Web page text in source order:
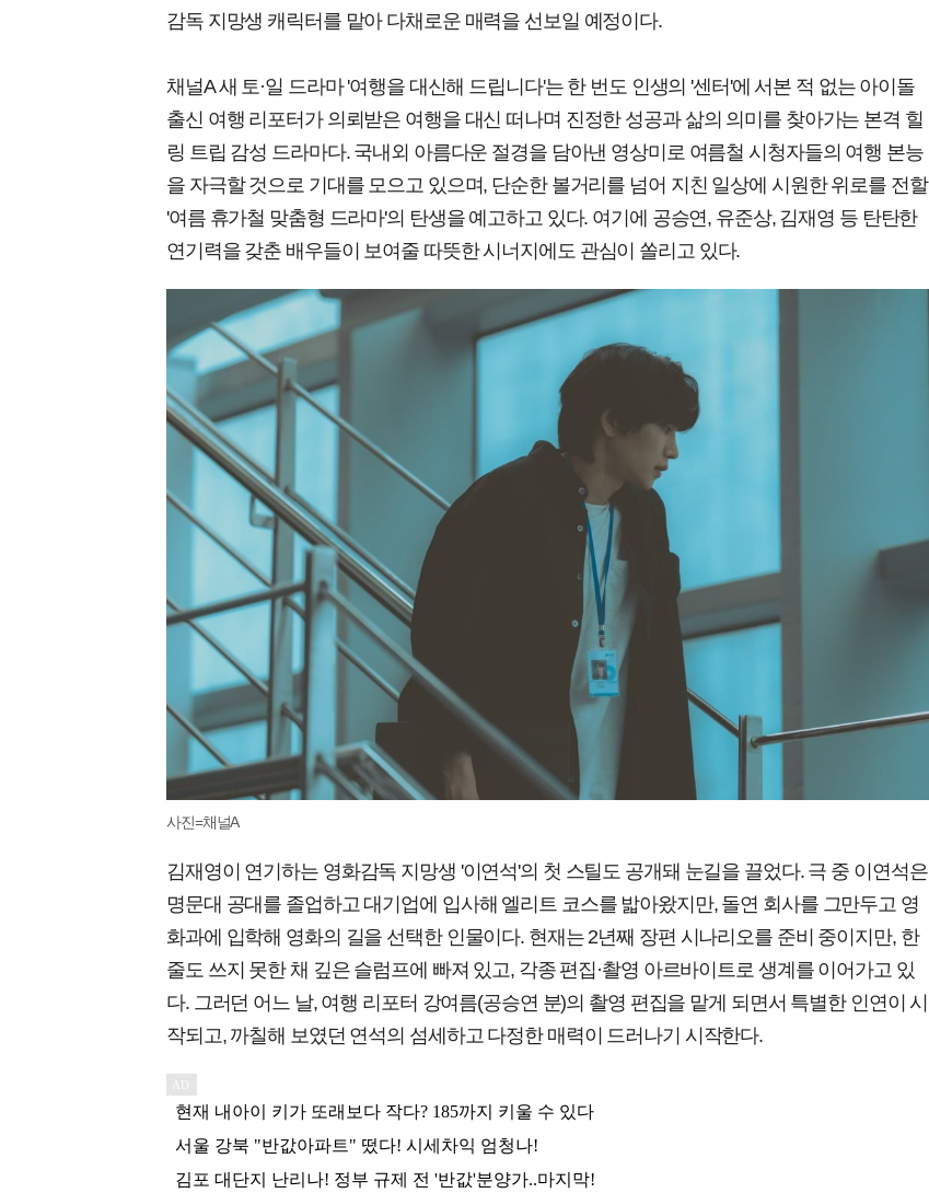
감독 지망생 캐릭터를 맡아 다채로운 매력을 선보일 예정이다.
채널A 새 토·일 드라마 '여행을 대신해 드립니다'는 한 번도 인생의 '센터'에 서본 적 없는 아이돌
출신 여행 리포터가 의뢰받은 여행을 대신 떠나며 진정한 성공과 삶의 의미를 찾아가는 본격 힐
링 트립 감성 드라마다. 국내외 아름다운 절경을 담아낸 영상미로 여름철 시청자들의 여행 본능
을 자극할 것으로 기대를 모으고 있으며, 단순한 볼거리를 넘어 지친 일상에 시원한 위로를 전할
'여름 휴가철 맞춤형 드라마'의 탄생을 예고하고 있다. 여기에 공승연, 유준상, 김재영 등 탄탄한
연기력을 갖춘 배우들이 보여줄 따뜻한 시너지에도 관심이 쏠리고 있다.
사진=채널A
김재영이 연기하는 영화감독 지망생 '이연석'의 첫 스틸도 공개돼 눈길을 끌었다. 극 중 이연석은
명문대 공대를 졸업하고 대기업에 입사해 엘리트 코스를 밟아왔지만, 돌연 회사를 그만두고 영
화과에 입학해 영화의 길을 선택한 인물이다. 현재는 2년째 장편 시나리오를 준비 중이지만, 한
줄도 쓰지 못한 채 깊은 슬럼프에 빠져 있고, 각종 편집·촬영 아르바이트로 생계를 이어가고 있
다. 그러던 어느 날, 여행 리포터 강여름(공승연 분)의 촬영 편집을 맡게 되면서 특별한 인연이 시
작되고, 까칠해 보였던 연석의 섬세하고 다정한 매력이 드러나기 시작한다.